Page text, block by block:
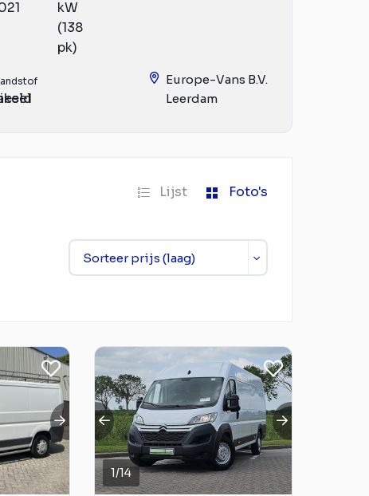
kW
(138
pk)
Europe-Vans B.V.
Leerdam
Lijst Foto's
1/14